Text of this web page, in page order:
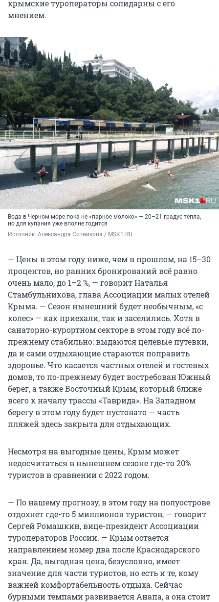
крымские туроператоры солидарны с его
мнением.
Вода в Черном море пока не «парное молоко» — 20–21 градус тепла,
но для купания уже вполне годится
Источник: Александра Сотникова / MSK1.RU
— Цены в этом году ниже, чем в прошлом, на 15–30
процентов, но ранних бронирований всё равно
очень мало, до 1–2 %, — говорит Наталья
Стамбульникова, глава Ассоциации малых отелей
Крыма. — Сезон нынешний будет необычным, «с
колес» — как приехали, так и заселились. Хотя в
санаторно-курортном секторе в этом году всё по-
прежнему стабильно: выдаются целевые путевки,
да и сами отдыхающие стараются поправить
здоровье. Что касается частных отелей и гостевых
домов, то по-прежнему будет востребован Южный
берег, а также Восточный Крым, который ближе
всего к началу трассы «Таврида». На Западном
берегу в этом году будет пустовато — часть
пляжей здесь закрыта для отдыхающих.
Несмотря на выгодные цены, Крым может
недосчитаться в нынешнем сезоне где-то 20%
туристов в сравнении с 2022 годом.
— По нашему прогнозу, в этом году на полуострове
отдохнет где-то 5 миллионов туристов, — говорит
Сергей Ромашкин, вице-президент Ассоциации
туроператоров России. — Крым остается
направлением номер два после Краснодарского
края. Да, выгодная цена, безусловно, имеет
значение для части туристов, но есть и те, кому
важней комфортабельность отдыха. Сейчас
бурными темпами развивается Анапа, а она стоит